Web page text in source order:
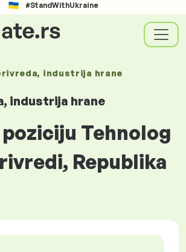
#StandWithUkraine
industrija hrane
industrija hrane
Tehnolog
Republika